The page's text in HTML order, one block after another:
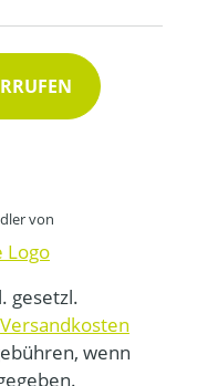
von
gesetzl.
Versandkosten
wenn